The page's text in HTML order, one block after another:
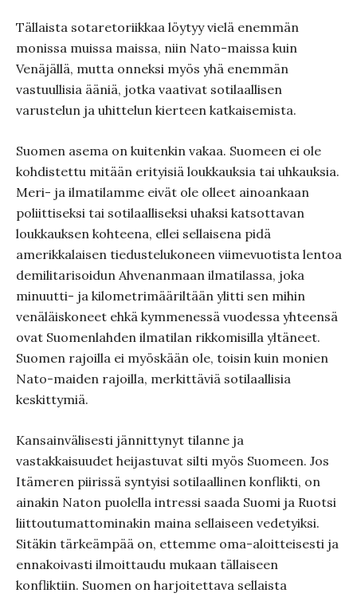
Tällaista sotaretoriikkaa löytyy vielä enemmän
monissa muissa maissa, niin Nato-maissa kuin
Venäjällä, mutta onneksi myös yhä enemmän
vastuullisia ääniä, jotka vaativat sotilaallisen
varustelun ja uhittelun kierteen katkaisemista.
Suomen asema on kuitenkin vakaa. Suomeen ei ole
kohdistettu mitään erityisiä loukkauksia tai uhkauksia.
Meri- ja ilmatilamme eivät ole olleet ainoankaan
poliittiseksi tai sotilaalliseksi uhaksi katsottavan
loukkauksen kohteena, ellei sellaisena pidä
amerikkalaisen tiedustelukoneen viimevuotista lentoa
demilitarisoidun Ahvenanmaan ilmatilassa, joka
minuutti- ja kilometrimääriltään ylitti sen mihin
venäläiskoneet ehkä kymmenessä vuodessa yhteensä
ovat Suomenlahden ilmatilan rikkomisilla yltäneet.
Suomen rajoilla ei myöskään ole, toisin kuin monien
Nato-maiden rajoilla, merkittäviä sotilaallisia
keskittymiä.
Kansainvälisesti jännittynyt tilanne ja
vastakkaisuudet heijastuvat silti myös Suomeen. Jos
Itämeren piirissä syntyisi sotilaallinen konflikti, on
ainakin Naton puolella intressi saada Suomi ja Ruotsi
liittoutumattominakin maina sellaiseen vedetyiksi.
Sitäkin tärkeämpää on, ettemme oma-aloitteisesti ja
ennakoivasti ilmoittaudu mukaan tällaiseen
konfliktiin. Suomen on harjoitettava sellaista